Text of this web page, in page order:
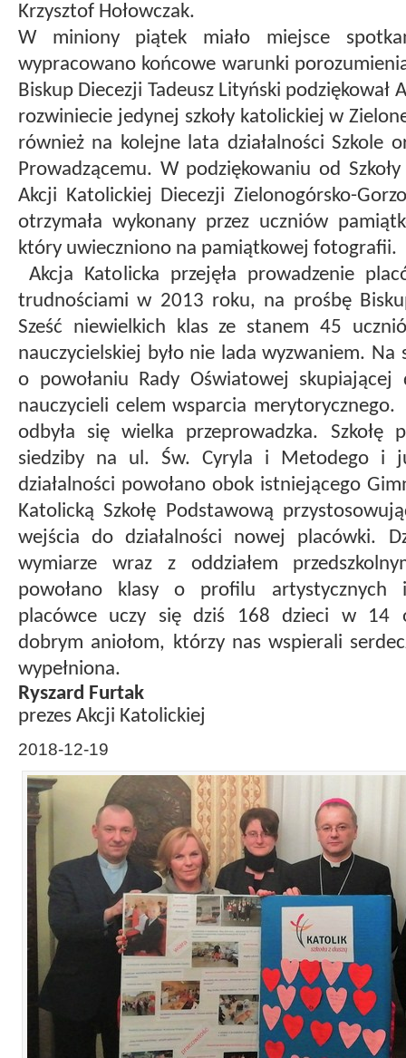
Krzysztof Hołowczak.
W miniony piątek miało miejsce
wypracowano końcowe warunki
Biskup Diecezji Tadeusz Lityński podziękował
rozwiniecie jedynej szkoły katolickiej w
również na kolejne lata działalności Szkole
Prowadzącemu. W podziękowaniu od
Akcji Katolickiej Diecezji Zielonogórsko-
otrzymała wykonany przez uczniów
który uwieczniono na pamiątkowej fotografii.
Akcja Katolicka przejęła prowadzenie
trudnościami w 2013 roku, na prośbę
Sześć niewielkich klas ze stanem 45
nauczycielskiej było nie lada wyzwaniem.
o powołaniu Rady Oświatowej skupiającej
nauczycieli celem wsparcia merytorycznego.
odbyła się wielka przeprowadzka. Szkołę
siedziby na ul. Św. Cyryla i Metodego i
działalności powołano obok istniejącego
Katolicką Szkołę Podstawową
wejścia do działalności nowej placówki.
wymiarze wraz z oddziałem
powołano klasy o profilu artystycznych
placówce uczy się dziś 168 dzieci w 14
dobrym aniołom, którzy nas wspierali
wypełniona.
Ryszard Furtak
prezes Akcji Katolickiej
2018-12-19